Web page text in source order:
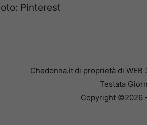
Pinterest
Chedonna.it di proprietà di WEB
Testata
Copyright ©2026